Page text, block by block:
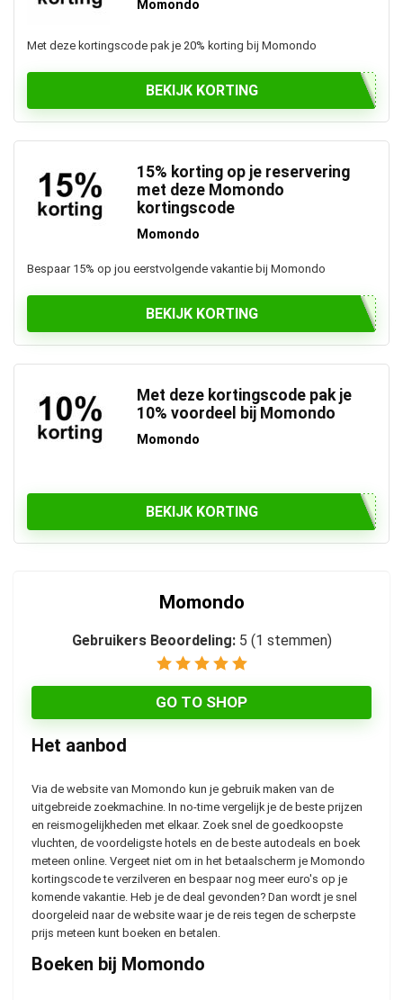
Momondo
Met deze kortingscode pak je 20% korting bij Momondo
BEKIJK KORTING
15% korting op je reservering
met deze Momondo
kortingscode
Momondo
Bespaar 15% op jou eerstvolgende vakantie bij Momondo
BEKIJK KORTING
Met deze kortingscode pak je
10% voordeel bij Momondo
Momondo
BEKIJK KORTING
Momondo
Gebruikers Beoordeling: 5 (1 stemmen)
GO TO SHOP
Het aanbod
Via de website van Momondo kun je gebruik maken van de
uitgebreide zoekmachine. In no-time vergelijk je de beste prijzen
en reismogelijkheden met elkaar. Zoek snel de goedkoopste
vluchten, de voordeligste hotels en de beste autodeals en boek
meteen online. Vergeet niet om in het betaalscherm je Momondo
kortingscode te verzilveren en bespaar nog meer euro's op je
komende vakantie. Heb je de deal gevonden? Dan wordt je snel
doorgeleid naar de website waar je de reis tegen de scherpste
prijs meteen kunt boeken en betalen.
Boeken bij Momondo